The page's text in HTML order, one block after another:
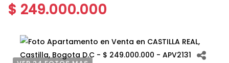
$ 249.000.000